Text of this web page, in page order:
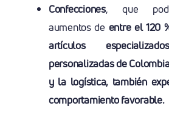
Confecciones, que
aumentos de entre el 120
artículos
personalizadas de
y la logística, también
comportamiento favorable.